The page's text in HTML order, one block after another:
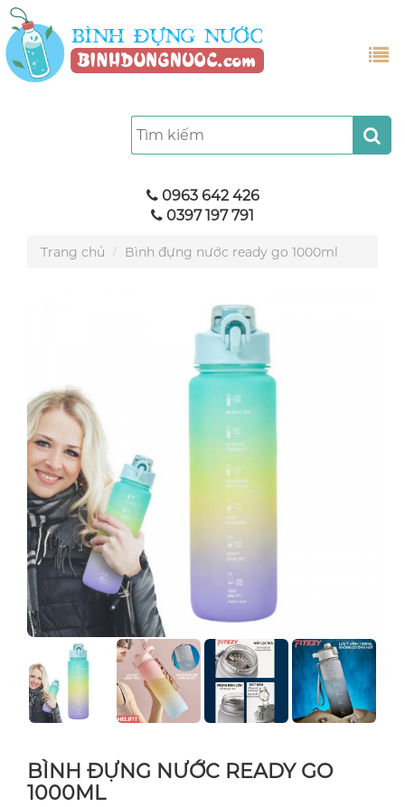
0963 642 426
0397 197 791
Trang chủ Bình đựng nước ready go 1000ml
BÌNH ĐỰNG NƯỚC READY GO
1000ML